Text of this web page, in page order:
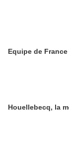
Equipe de
Houellebecq, la